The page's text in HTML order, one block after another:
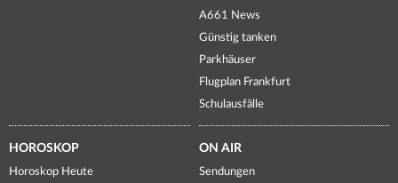
A661 News
Günstig tanken
Parkhäuser
Flugplan Frankfurt
Schulausfälle
HOROSKOP
Horoskop Heute
ON AIR
Sendungen